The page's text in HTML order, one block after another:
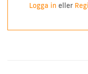
Logga in eller